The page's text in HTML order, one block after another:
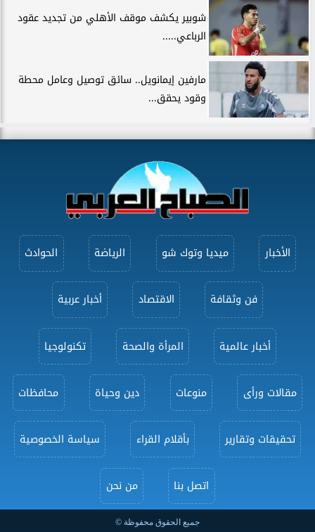
شوبير يكشف موقف الأهلي من تجديد عقود
الرباعي.....
مارفين إيمانويل.. سائق توصيل وعامل محطة
وقود يحقق...
الأخبار ميديا وتوك شو الرياضة الحوادث
فن وثقافة الاقتصاد أخبار عربية
أخبار عالمية المرأة والصحة تكنولوجيا
مقالات ورأى منوعات دين وحياة محافظات
تحقيقات وتقارير بأقلام القراء سياسة الخصوصية
اتصل بنا من نحن
جميع الحقوق محفوظة ©